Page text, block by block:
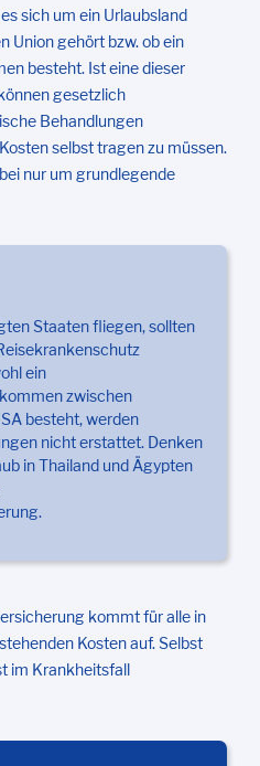
sich um ein Urlaubsland
Union gehört bzw. ob ein
besteht. Ist eine dieser
gesetzlich
Behandlungen
selbst tragen zu müssen.
nur um grundlegende
Staaten fliegen, sollten
ein
zwischen
besteht, werden
nicht erstattet. Denken
in Thailand und Ägypten
kommt für alle in
Kosten auf. Selbst
im Krankheitsfall